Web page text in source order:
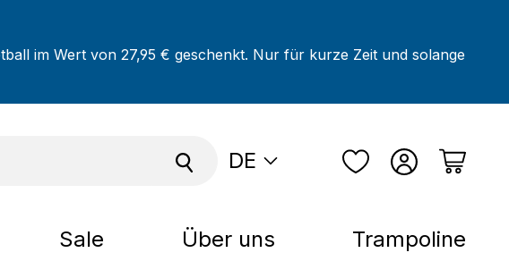
im Wert von 27,95 € geschenkt. Nur für kurze Zeit und solange
DE
Sale Über uns Trampoline